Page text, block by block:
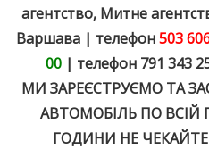
агентство, Митне
Варшава | телефон503
00| телефон 791 343
МИ ЗАРЕЄСТРУЄМО ТА
АВТОМОБІЛЬ ПО ВСІЙ
ГОДИНИ НЕ